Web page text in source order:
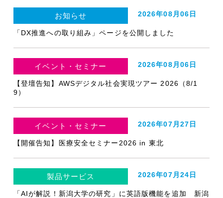
お知らせ 2026年08月06日
「DX推進への取り組み」ページを公開しました
イベント・セミナー 2026年08月06日
【登壇告知】AWSデジタル社会実現ツアー 2026（8/1
9）
イベント・セミナー 2026年07月27日
【開催告知】医療安全セミナー2026 in 東北
製品サービス 2026年07月24日
「AIが解説！新潟大学の研究」に英語版機能を追加 新潟